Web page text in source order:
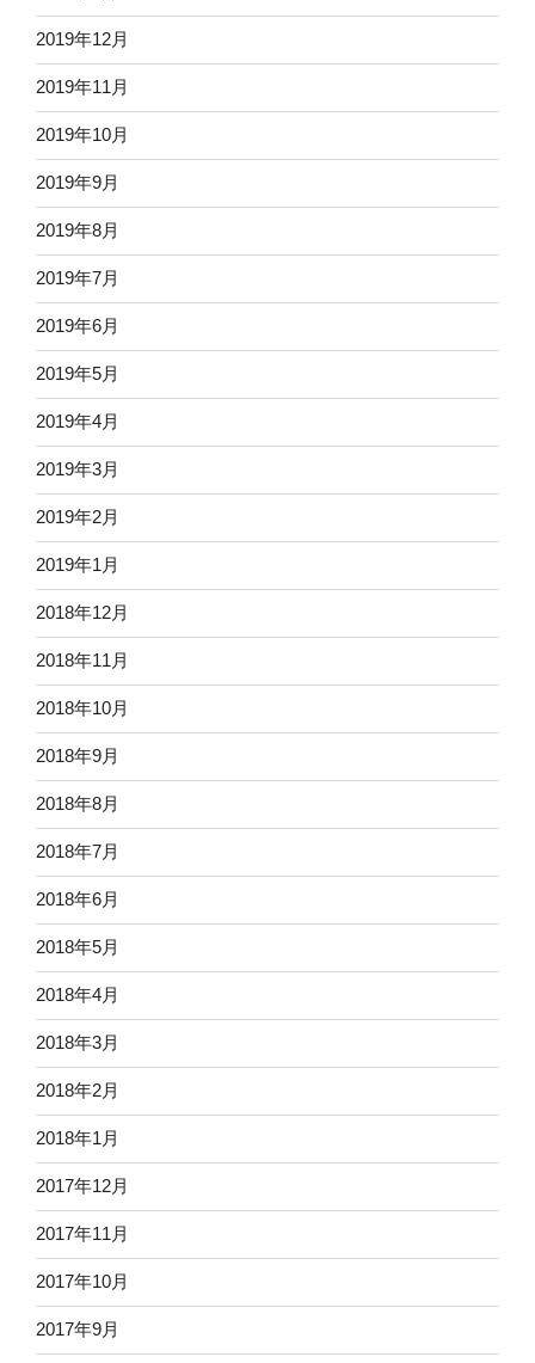
2019年12月
2019年11月
2019年10月
2019年9月
2019年8月
2019年7月
2019年6月
2019年5月
2019年4月
2019年3月
2019年2月
2019年1月
2018年12月
2018年11月
2018年10月
2018年9月
2018年8月
2018年7月
2018年6月
2018年5月
2018年4月
2018年3月
2018年2月
2018年1月
2017年12月
2017年11月
2017年10月
2017年9月